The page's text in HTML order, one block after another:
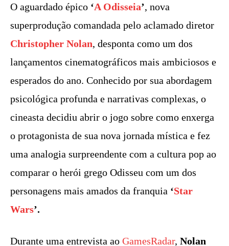
O aguardado épico ‘A Odisseia’, nova
superprodução comandada pelo aclamado diretor
Christopher Nolan, desponta como um dos
lançamentos cinematográficos mais ambiciosos e
esperados do ano. Conhecido por sua abordagem
psicológica profunda e narrativas complexas, o
cineasta decidiu abrir o jogo sobre como enxerga
o protagonista de sua nova jornada mística e fez
uma analogia surpreendente com a cultura pop ao
comparar o herói grego Odisseu com um dos
personagens mais amados da franquia ‘Star
Wars’.
Durante uma entrevista ao GamesRadar, Nolan